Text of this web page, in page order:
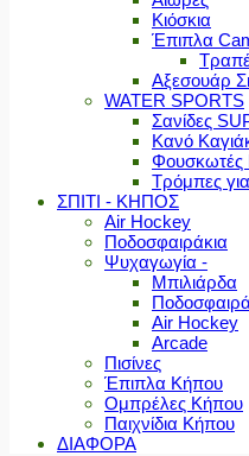
Κιόσκια
Έπιπλα
Αξεσουάρ
WATER SPORTS
Σανίδες
Κανό
Φουσκωτές
Τρόμπες
ΣΠΙΤΙ - ΚΗΠΟΣ
Air Hockey
Ποδοσφαιράκια
Ψυχαγωγία -
Μπιλιάρδα
Air Hockey
Arcade
Πισίνες
Έπιπλα Κήπου
Ομπρέλες Κήπου
Παιχνίδια Κήπου
ΔΙΑΦΟΡΑ